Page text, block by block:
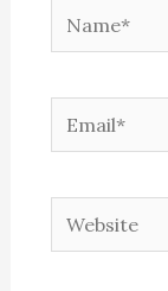
Name*
Email*
Website